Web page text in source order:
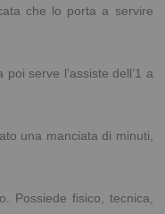
che lo porta a servire
serve l’assiste dell’1 a
una manciata di minuti,
Possiede fisico, tecnica,